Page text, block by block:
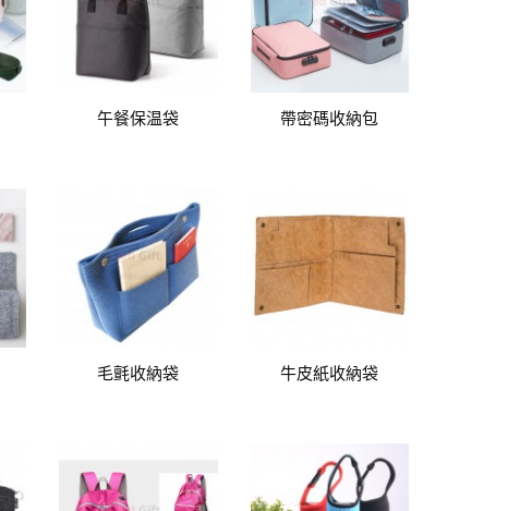
午餐保温袋 帶密碼收納包
毛氈收納袋 牛皮紙收納袋